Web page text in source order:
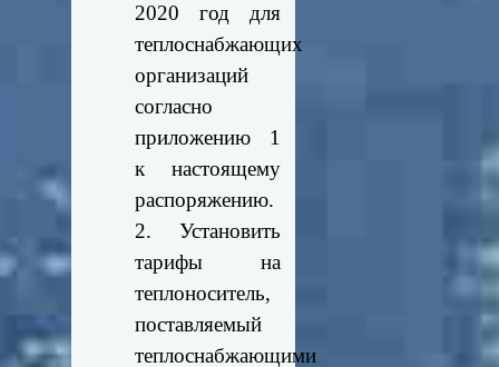
2020 год для
теплоснабжающих
организаций
согласно
приложению 1
к настоящему
распоряжению.
2. Установить
тарифы на
теплоноситель,
поставляемый
теплоснабжающими